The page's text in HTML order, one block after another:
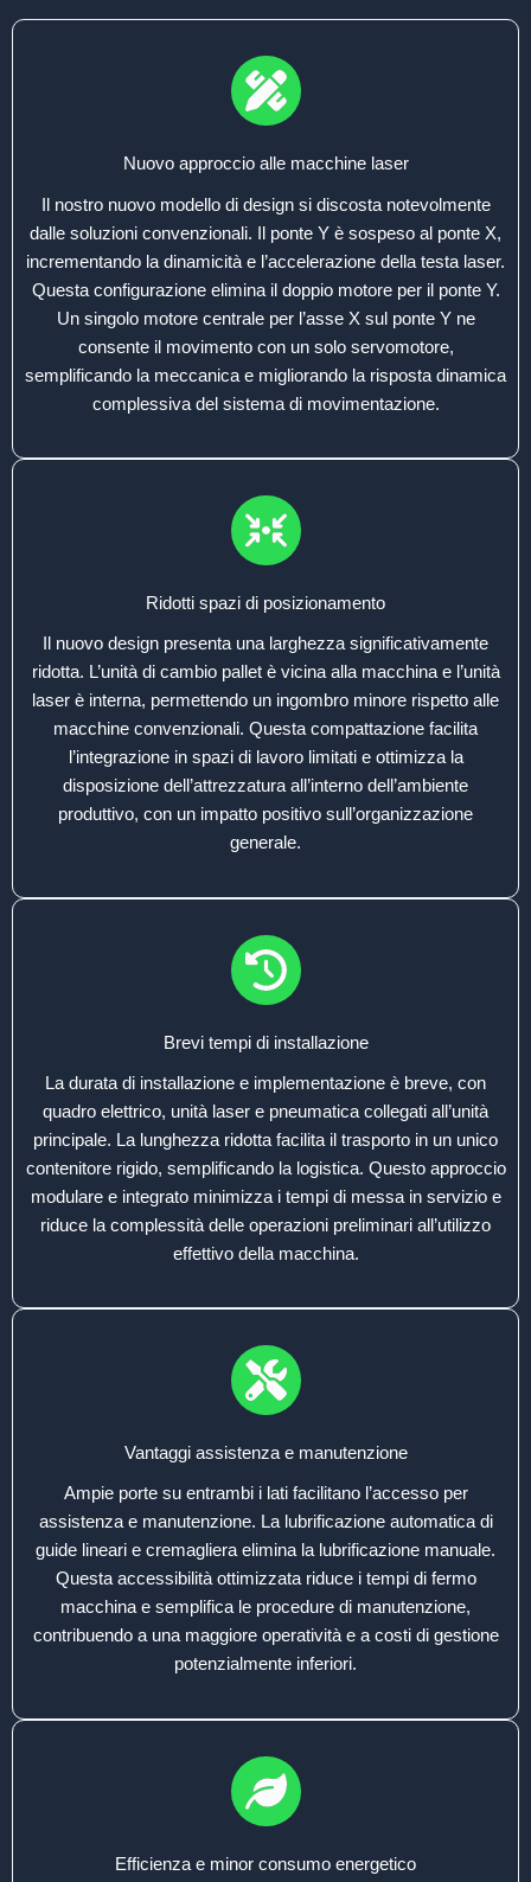
Nuovo approccio alle macchine laser
Il nostro nuovo modello di design si discosta notevolmente
dalle soluzioni convenzionali. Il ponte Y è sospeso al ponte X,
incrementando la dinamicità e l’accelerazione della testa laser.
Questa configurazione elimina il doppio motore per il ponte Y.
Un singolo motore centrale per l’asse X sul ponte Y ne
consente il movimento con un solo servomotore,
semplificando la meccanica e migliorando la risposta dinamica
complessiva del sistema di movimentazione.
Ridotti spazi di posizionamento
Il nuovo design presenta una larghezza significativamente
ridotta. L’unità di cambio pallet è vicina alla macchina e l’unità
laser è interna, permettendo un ingombro minore rispetto alle
macchine convenzionali. Questa compattazione facilita
l’integrazione in spazi di lavoro limitati e ottimizza la
disposizione dell’attrezzatura all’interno dell’ambiente
produttivo, con un impatto positivo sull’organizzazione
generale.
Brevi tempi di installazione
La durata di installazione e implementazione è breve, con
quadro elettrico, unità laser e pneumatica collegati all’unità
principale. La lunghezza ridotta facilita il trasporto in un unico
contenitore rigido, semplificando la logistica. Questo approccio
modulare e integrato minimizza i tempi di messa in servizio e
riduce la complessità delle operazioni preliminari all’utilizzo
effettivo della macchina.
Vantaggi assistenza e manutenzione
Ampie porte su entrambi i lati facilitano l’accesso per
assistenza e manutenzione. La lubrificazione automatica di
guide lineari e cremagliera elimina la lubrificazione manuale.
Questa accessibilità ottimizzata riduce i tempi di fermo
macchina e semplifica le procedure di manutenzione,
contribuendo a una maggiore operatività e a costi di gestione
potenzialmente inferiori.
Efficienza e minor consumo energetico